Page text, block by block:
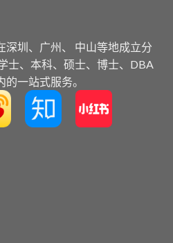
深圳、广州、 中⼭等地成⽴分
⼠、本科、硕⼠、博⼠、DBA
⼀站式服务。